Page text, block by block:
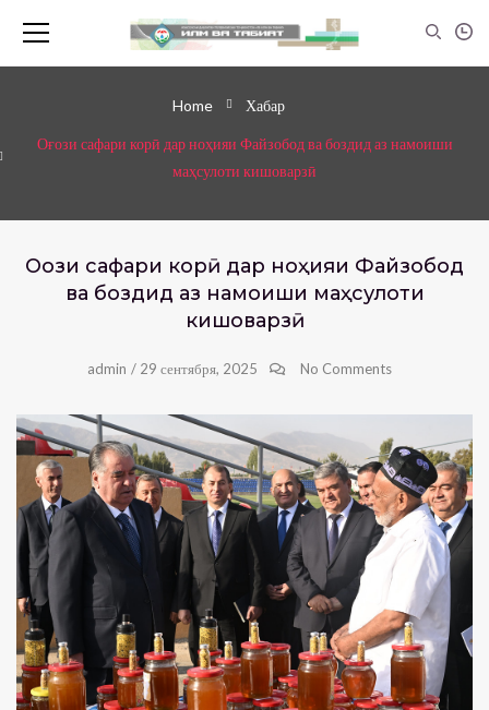
Home Хабар
Оғози сафари корӣ дар ноҳияи Файзобод ва боздид аз намоиши
маҳсулоти кишоварзӣ
Оғози сафари корӣ дар ноҳияи Файзобод
ва боздид аз намоиши маҳсулоти
кишоварзӣ
admin / 29 сентября, 2025 No Comments